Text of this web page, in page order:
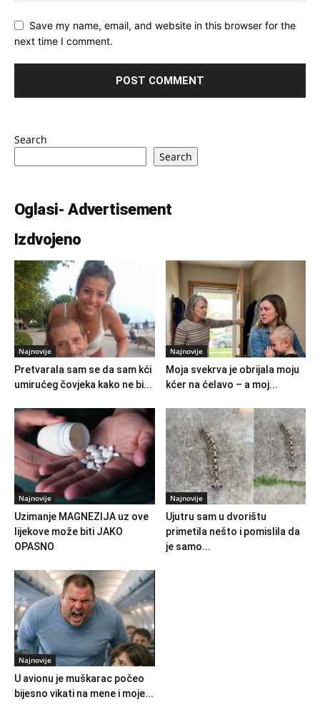
Save my name, email, and website in this browser for the
next time I comment.
Search
Search
Oglasi- Advertisement
Izdvojeno
Najnovije
Pretvarala sam se da sam kći
umirućeg čovjeka kako ne bi...
Najnovije
Moja svekrva je obrijala moju
kćer na ćelavo – a moj...
Najnovije
Uzimanje MAGNEZIJA uz ove
lijekove može biti JAKO
OPASNO
Najnovije
Ujutru sam u dvorištu
primetila nešto i pomislila da
je samo...
Najnovije
U avionu je muškarac počeo
bijesno vikati na mene i moje...